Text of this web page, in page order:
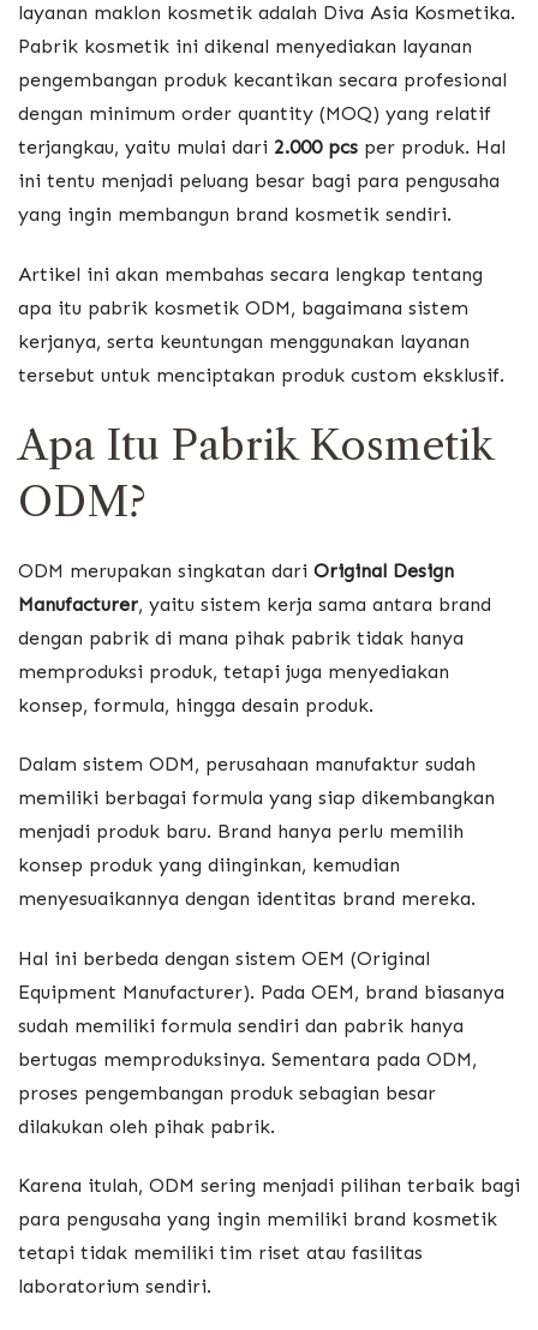
layanan maklon kosmetik adalah Diva Asia Kosmetika.
Pabrik kosmetik ini dikenal menyediakan layanan
pengembangan produk kecantikan secara profesional
dengan minimum order quantity (MOQ) yang relatif
terjangkau, yaitu mulai dari 2.000 pcs per produk. Hal
ini tentu menjadi peluang besar bagi para pengusaha
yang ingin membangun brand kosmetik sendiri.
Artikel ini akan membahas secara lengkap tentang
apa itu pabrik kosmetik ODM, bagaimana sistem
kerjanya, serta keuntungan menggunakan layanan
tersebut untuk menciptakan produk custom eksklusif.
Apa Itu Pabrik Kosmetik
ODM?
ODM merupakan singkatan dari Original Design
Manufacturer, yaitu sistem kerja sama antara brand
dengan pabrik di mana pihak pabrik tidak hanya
memproduksi produk, tetapi juga menyediakan
konsep, formula, hingga desain produk.
Dalam sistem ODM, perusahaan manufaktur sudah
memiliki berbagai formula yang siap dikembangkan
menjadi produk baru. Brand hanya perlu memilih
konsep produk yang diinginkan, kemudian
menyesuaikannya dengan identitas brand mereka.
Hal ini berbeda dengan sistem OEM (Original
Equipment Manufacturer). Pada OEM, brand biasanya
sudah memiliki formula sendiri dan pabrik hanya
bertugas memproduksinya. Sementara pada ODM,
proses pengembangan produk sebagian besar
dilakukan oleh pihak pabrik.
Karena itulah, ODM sering menjadi pilihan terbaik bagi
para pengusaha yang ingin memiliki brand kosmetik
tetapi tidak memiliki tim riset atau fasilitas
laboratorium sendiri.